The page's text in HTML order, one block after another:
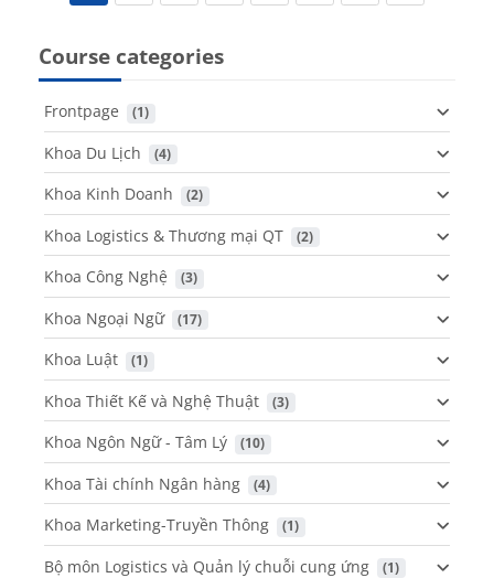
Course categories
Frontpage (1)
Khoa Du Lịch (4)
Khoa Kinh Doanh (2)
Khoa Logistics & Thương mại QT (2)
Khoa Công Nghệ (3)
Khoa Ngoại Ngữ (17)
Khoa Luật (1)
Khoa Thiết Kế và Nghệ Thuật (3)
Khoa Ngôn Ngữ - Tâm Lý (10)
Khoa Tài chính Ngân hàng (4)
Khoa Marketing-Truyền Thông (1)
Bộ môn Logistics và Quản lý chuỗi cung ứng (1)